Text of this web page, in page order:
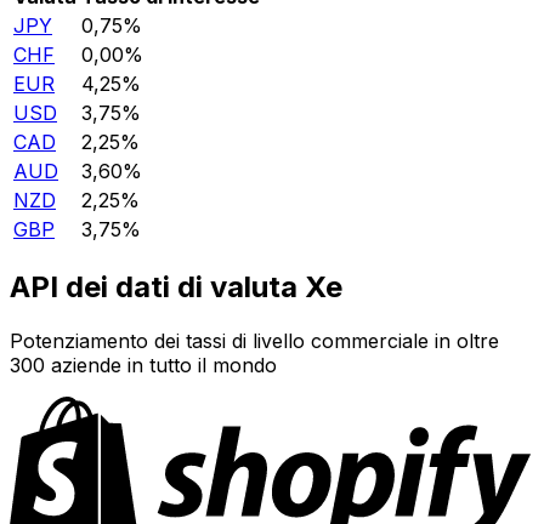
JPY
0,75%
CHF
0,00%
EUR
4,25%
USD
3,75%
CAD
2,25%
AUD
3,60%
NZD
2,25%
GBP
3,75%
API dei dati di valuta Xe
Potenziamento dei tassi di livello commerciale in oltre
300 aziende in tutto il mondo